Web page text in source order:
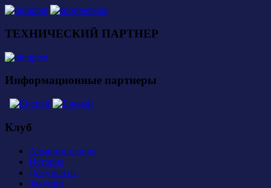
ТЕХНИЧЕСКИЙ ПАРТНЕР
Информационные партнеры
Клуб
Администрация
История
Документы
Закупки